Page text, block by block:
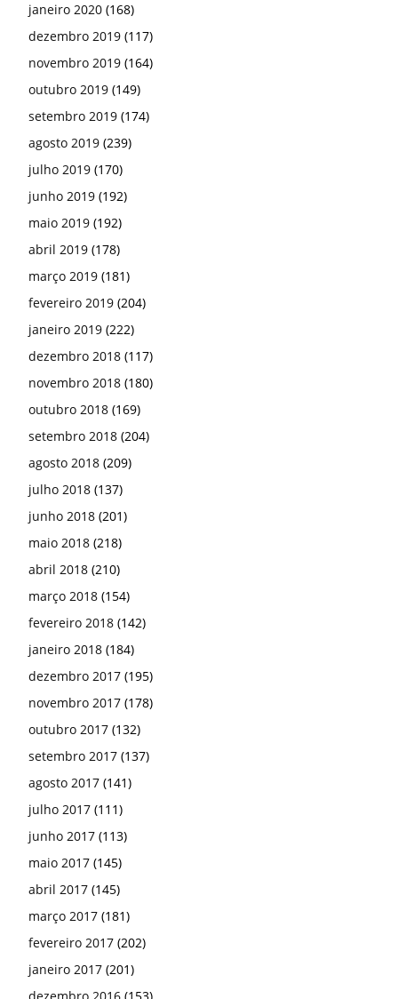
janeiro 2020 (168)
dezembro 2019 (117)
novembro 2019 (164)
outubro 2019 (149)
setembro 2019 (174)
agosto 2019 (239)
julho 2019 (170)
junho 2019 (192)
maio 2019 (192)
abril 2019 (178)
março 2019 (181)
fevereiro 2019 (204)
janeiro 2019 (222)
dezembro 2018 (117)
novembro 2018 (180)
outubro 2018 (169)
setembro 2018 (204)
agosto 2018 (209)
julho 2018 (137)
junho 2018 (201)
maio 2018 (218)
abril 2018 (210)
março 2018 (154)
fevereiro 2018 (142)
janeiro 2018 (184)
dezembro 2017 (195)
novembro 2017 (178)
outubro 2017 (132)
setembro 2017 (137)
agosto 2017 (141)
julho 2017 (111)
junho 2017 (113)
maio 2017 (145)
abril 2017 (145)
março 2017 (181)
fevereiro 2017 (202)
janeiro 2017 (201)